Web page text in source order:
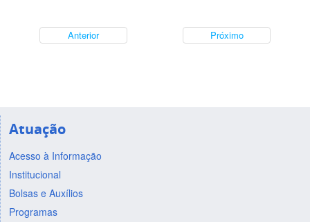
Anterior Próximo
Atuação
Acesso à Informação
Institucional
Bolsas e Auxílios
Programas